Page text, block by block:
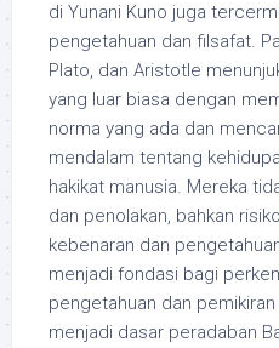
di Yunani Kuno juga
pengetahuan dan filsafat.
Plato, dan Aristotle
yang luar biasa dengan
norma yang ada dan
mendalam tentang
hakikat manusia. Mereka
dan penolakan, bahkan
kebenaran dan
menjadi fondasi bagi
pengetahuan dan
menjadi dasar peradaban